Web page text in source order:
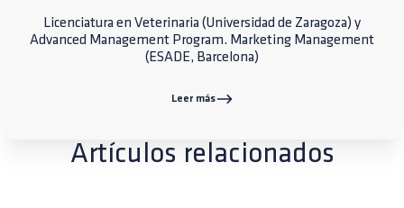
Licenciatura en Veterinaria (Universidad de Zaragoza) y
Advanced Management Program. Marketing Management
(ESADE, Barcelona)
Leer más
Artículos relacionados